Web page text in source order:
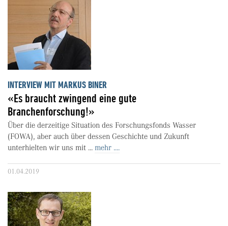
INTERVIEW MIT MARKUS BINER
«Es braucht zwingend eine gute
Branchenforschung!»
Über die derzeitige Situation des Forschungsfonds Wasser
(FOWA), aber auch über dessen Geschichte und Zukunft
unterhielten wir uns mit ... mehr ....
01.04.2019